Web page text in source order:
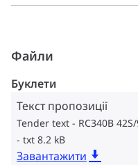
Файли
Буклети
Текст пропозиції
Tender text - RC340B 42S/
txt 8.2 kB
Завантажити